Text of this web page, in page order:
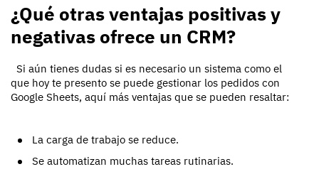
¿Qué otras ventajas positivas y
negativas ofrece un CRM?
Si aún tienes dudas si es necesario un sistema como el
que hoy te presento se puede gestionar los pedidos con
Google Sheets, aquí más ventajas que se pueden resaltar:
La carga de trabajo se reduce.
Se automatizan muchas tareas rutinarias.